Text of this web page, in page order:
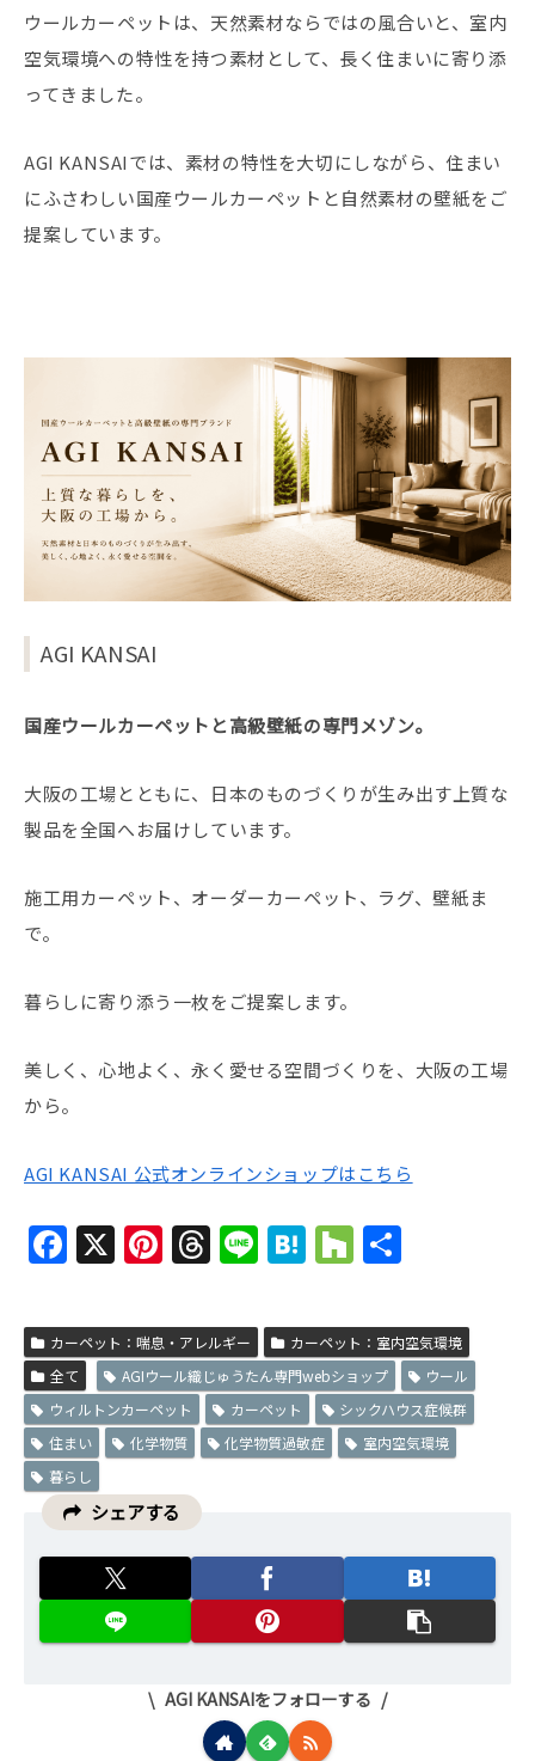
ウールカーペットは、天然素材ならではの風合いと、室内
空気環境への特性を持つ素材として、長く住まいに寄り添
ってきました。
AGI KANSAIでは、素材の特性を大切にしながら、住まい
にふさわしい国産ウールカーペットと自然素材の壁紙をご
提案しています。
AGI KANSAI
国産ウールカーペットと高級壁紙の専門メゾン。
大阪の工場とともに、日本のものづくりが生み出す上質な
製品を全国へお届けしています。
施工用カーペット、オーダーカーペット、ラグ、壁紙ま
で。
暮らしに寄り添う一枚をご提案します。
美しく、心地よく、永く愛せる空間づくりを、大阪の工場
から。
AGI KANSAI 公式オンラインショップはこちら
F
c
e
b
o
o
k
X Pi
er
e
st
T
re
a
d
s
Li
e
H
e
n
a
H
u
zz
カーペット：喘息・アレルギー
カーペット：室内空気環境
全て
AGIウール織じゅうたん専門webショップ
ウール
ウィルトンカーペット
カーペット
シックハウス症候群
住まい
化学物質 化学物質過敏症
室内空気環境
暮らし
シェアする
AGI KANSAIをフォローする